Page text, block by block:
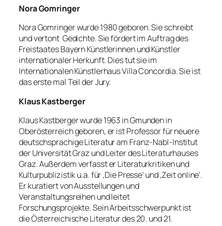
Nora Gomringer
Nora Gomringer wurde 1980 geboren. Sie schreibt
und vertont Gedichte. Sie fördert im Auftrag des
Freistaates Bayern Künstlerinnen und Künstler
internationaler Herkunft. Dies tut sie im
Internationalen Künstlerhaus Villa Concordia. Sie ist
das erste mal Teil der Jury.
Klaus Kastberger
Klaus Kastberger wurde 1963 in Gmunden in
Oberösterreich geboren, er ist Professor für neuere
deutschsprachige Literatur am Franz-Nabl-Institut
der Universität Graz und Leiter des Literaturhauses
Graz. Außerdem verfasst er Literaturkritiken und
Kulturpublizistik u.a. für ‚Die Presse‘ und ‚Zeit online‘.
Er kuratiert von Ausstellungen und
Veranstaltungsreihen und leitet
Forschungsprojekte. Sein Arbeitsschwerpunkt ist
die Österreichische Literatur des 20. und 21.